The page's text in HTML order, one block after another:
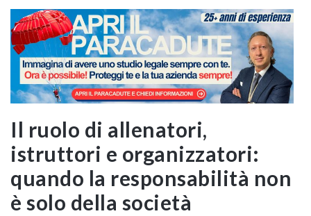
Il ruolo di allenatori,
istruttori e organizzatori:
quando la responsabilità non
è solo della società